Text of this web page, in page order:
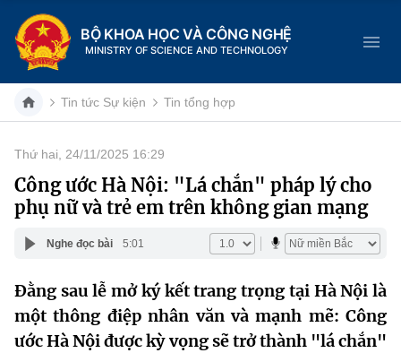
BỘ KHOA HỌC VÀ CÔNG NGHỆ
MINISTRY OF SCIENCE AND TECHNOLOGY
Danh mục
Trang chủ
Giới thiệu
Chức năng nhiệm vụ
Cơ cấu tổ chức
Tin tức sự kiện
Khoa học và Công nghệ
Dịch vụ công
Tin tức Sự kiện Tin tổng hợp
Thứ hai, 24/11/2025 16:29
Công ước Hà Nội: "Lá chắn" pháp lý cho
phụ nữ và trẻ em trên không gian mạng
Nghe đọc bài 5:01
Đằng sau lễ mở ký kết trang trọng tại Hà Nội là
một thông điệp nhân văn và mạnh mẽ: Công
ước Hà Nội được kỳ vọng sẽ trở thành "lá chắn"